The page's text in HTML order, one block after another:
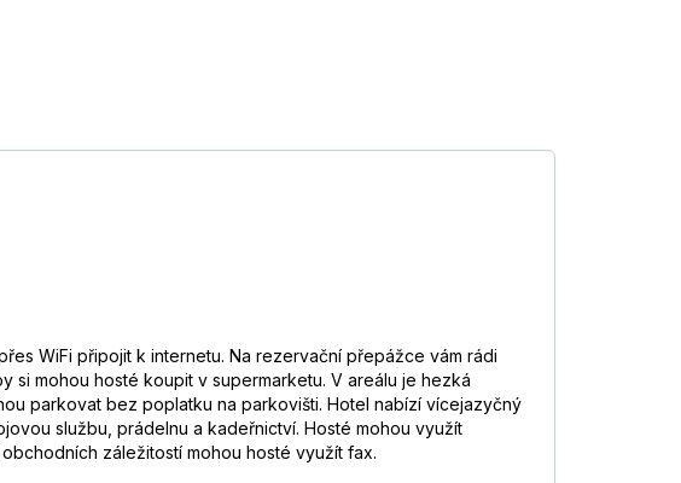
WiFi připojit k internetu. Na rezervační přepážce vám rádi
si mohou hosté koupit v supermarketu. V areálu je hezká
parkovat bez poplatku na parkovišti. Hotel nabízí vícejazyčný
službu, prádelnu a kadeřnictví. Hosté mohou využít
záležitostí mohou hosté využít fax.